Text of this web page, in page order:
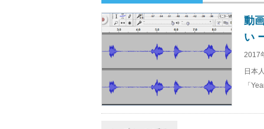
動
い
2017
日本
「